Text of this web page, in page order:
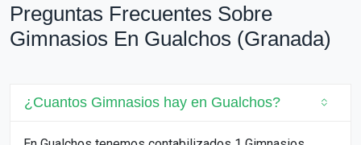
Preguntas Frecuentes Sobre
Gimnasios En Gualchos (Granada)
¿Cuantos Gimnasios hay en Gualchos?